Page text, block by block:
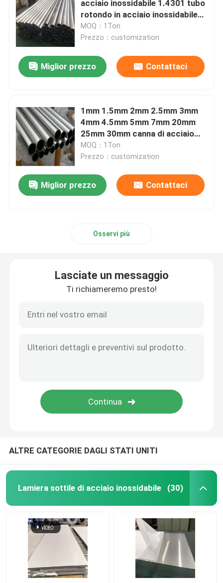
Lasciate un messaggio
Ti richiameremo presto!
Invia
tubo saldato di acciaio inossidabile
Tondini di acciaio inossidabile
Vergella di acciaio inossidabile
Profilo di acciaio inossidabile
Disco di acciaio inossidabile
acciaio inossidabile 1.4301 tubo
rotondo in acciaio inossidabile
per tubo di scarico inossidabile
MOQ：1Ton
Prezzo：customization
Miglior prezzo Contattaci
1mm 1.5mm 2mm 2.5mm 3mm
4mm 4.5mm 5mm 7mm 20mm
25mm 30mm canna di acciaio
inossidabile, 6mm 8mm 10mm
12mm 16mm tubo rotondo in
MOQ：1Ton
Prezzo：customization
Miglior prezzo Contattaci
Osservi più
Lasciate un messaggio
Ti richiameremo presto!
ALTRE CATEGORIE DAGLI STATI UNITI
Lamiera sottile di acciaio inossidabile (30)